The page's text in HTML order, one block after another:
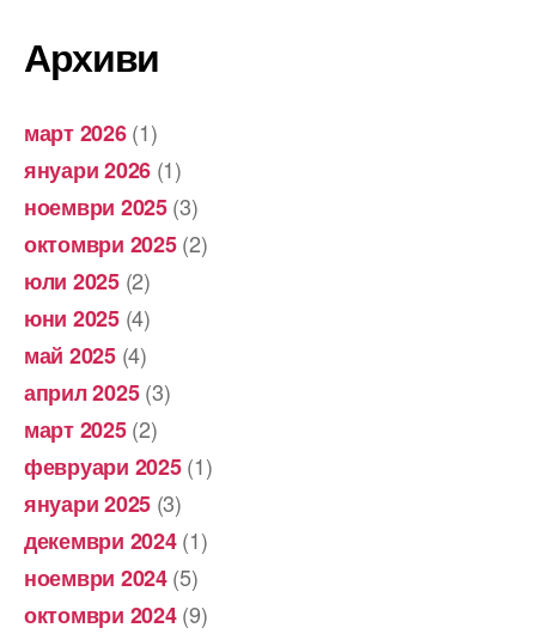
Архиви
март 2026(1)
януари 2026 (1)
ноември 2025(3)
октомври 2025(2)
юли 2025(2)
юни 2025(4)
май 2025(4)
април 2025(3)
март 2025(2)
февруари 2025(1)
януари 2025 (3)
декември 2024(1)
ноември 2024(5)
октомври 2024(9)